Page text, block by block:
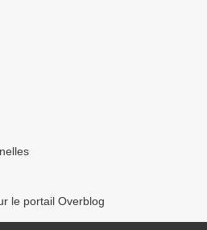
le portail Overblog